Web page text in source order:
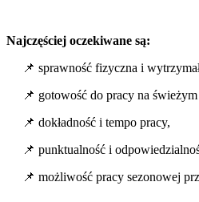
Najczęściej oczekiwane są:
📌 sprawność fizyczna i
📌 gotowość do pracy na
📌 dokładność i tempo pracy,
📌 punktualność i
📌 możliwość pracy sezonowej